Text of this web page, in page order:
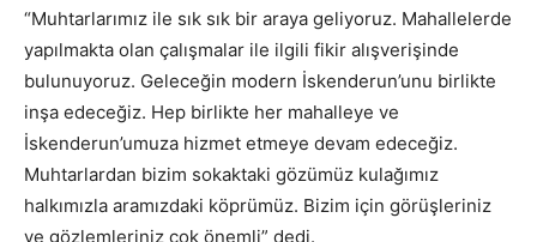
“Muhtarlarımız ile sık sık bir araya geliyoruz. Mahallelerde
yapılmakta olan çalışmalar ile ilgili fikir alışverişinde
bulunuyoruz. Geleceğin modern İskenderun’unu birlikte
inşa edeceğiz. Hep birlikte her mahalleye ve
İskenderun’umuza hizmet etmeye devam edeceğiz.
Muhtarlardan bizim sokaktaki gözümüz kulağımız
halkımızla aramızdaki köprümüz. Bizim için görüşleriniz
ve gözlemleriniz çok önemli” dedi.